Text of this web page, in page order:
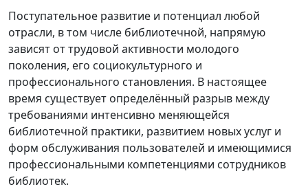
Поступательное развитие и потенциал любой
отрасли, в том числе библиотечной, напрямую
зависят от трудовой активности молодого
поколения, его социокультурного и
профессионального становления. В настоящее
время существует определённый разрыв между
требованиями интенсивно меняющейся
библиотечной практики, развитием новых услуг и
форм обслуживания пользователей и имеющимися
профессиональными компетенциями сотрудников
библиотек.